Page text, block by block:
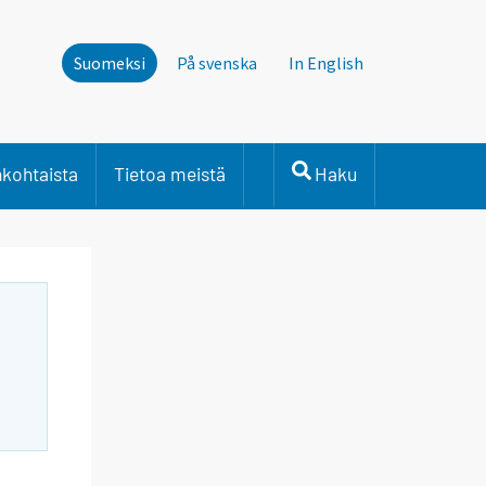
Suomeksi På svenska In English
Tietoa meistä Haku